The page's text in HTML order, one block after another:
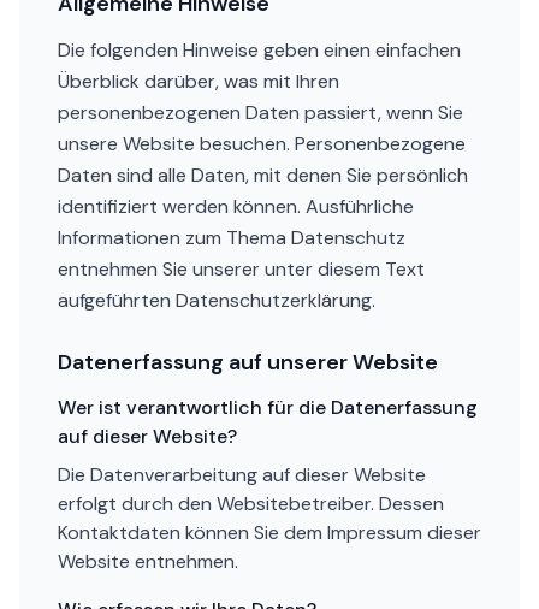
Die folgenden Hinweise geben einen einfachen
Überblick darüber, was mit Ihren
personenbezogenen Daten passiert, wenn Sie
unsere Website besuchen. Personenbezogene
Daten sind alle Daten, mit denen Sie persönlich
identifiziert werden können. Ausführliche
Informationen zum Thema Datenschutz
entnehmen Sie unserer unter diesem Text
aufgeführten Datenschutzerklärung.
Datenerfassung auf unserer Website
Wer ist verantwortlich für die Datenerfassung
auf dieser Website?
Die Datenverarbeitung auf dieser Website
erfolgt durch den Websitebetreiber. Dessen
Kontaktdaten können Sie dem Impressum dieser
Website entnehmen.